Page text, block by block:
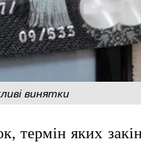
винятки
термін яких